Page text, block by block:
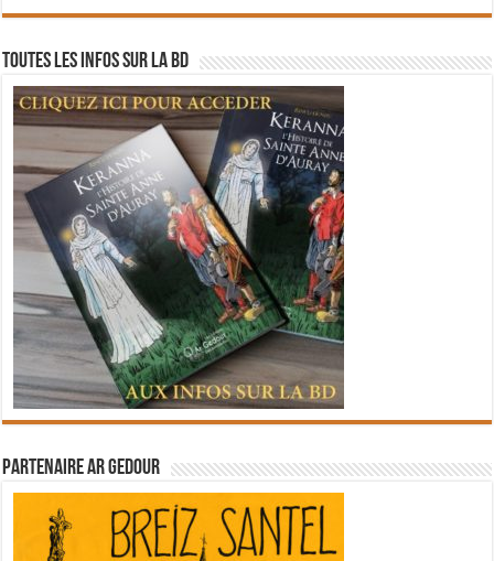
Toutes les infos sur la BD
Partenaire Ar Gedour